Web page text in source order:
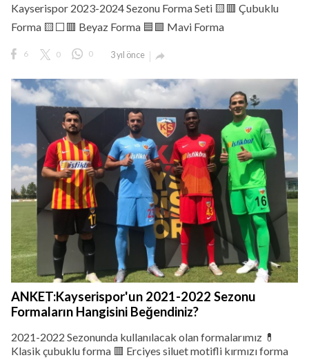
Kayserispor 2023-2024 Sezonu Forma Seti 🟨🟥 Çubuklu
Forma 🟨⬜🟥 Beyaz Forma 🟦🟪 Mavi Forma
6 0 0 3 yıl önce 
ANKET:Kayserispor'un 2021-2022 Sezonu
Formaların Hangisini Beğendiniz?
2021-2022 Sezonunda kullanılacak olan formalarımız 💊
Klasik çubuklu forma 🟥 Erciyes siluet motifli kırmızı forma